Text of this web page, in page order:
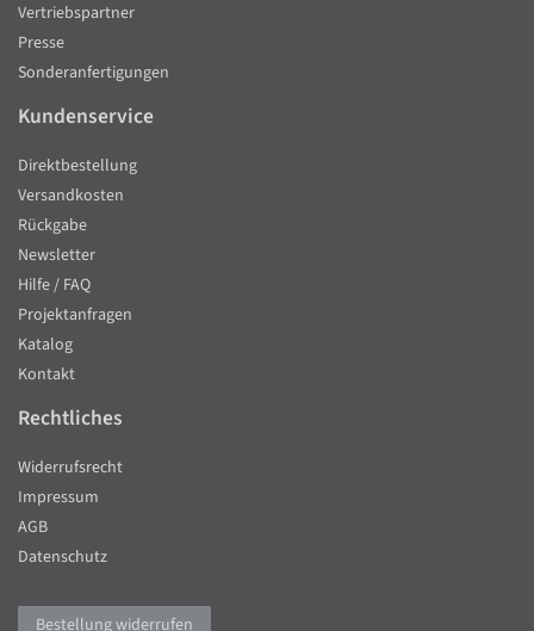
Vertriebspartner
Presse
Sonderanfertigungen
Kundenservice
Direktbestellung
Versandkosten
Rückgabe
Newsletter
Hilfe / FAQ
Projektanfragen
Katalog
Kontakt
Rechtliches
Widerrufsrecht
Impressum
AGB
Datenschutz
Bestellung widerrufen